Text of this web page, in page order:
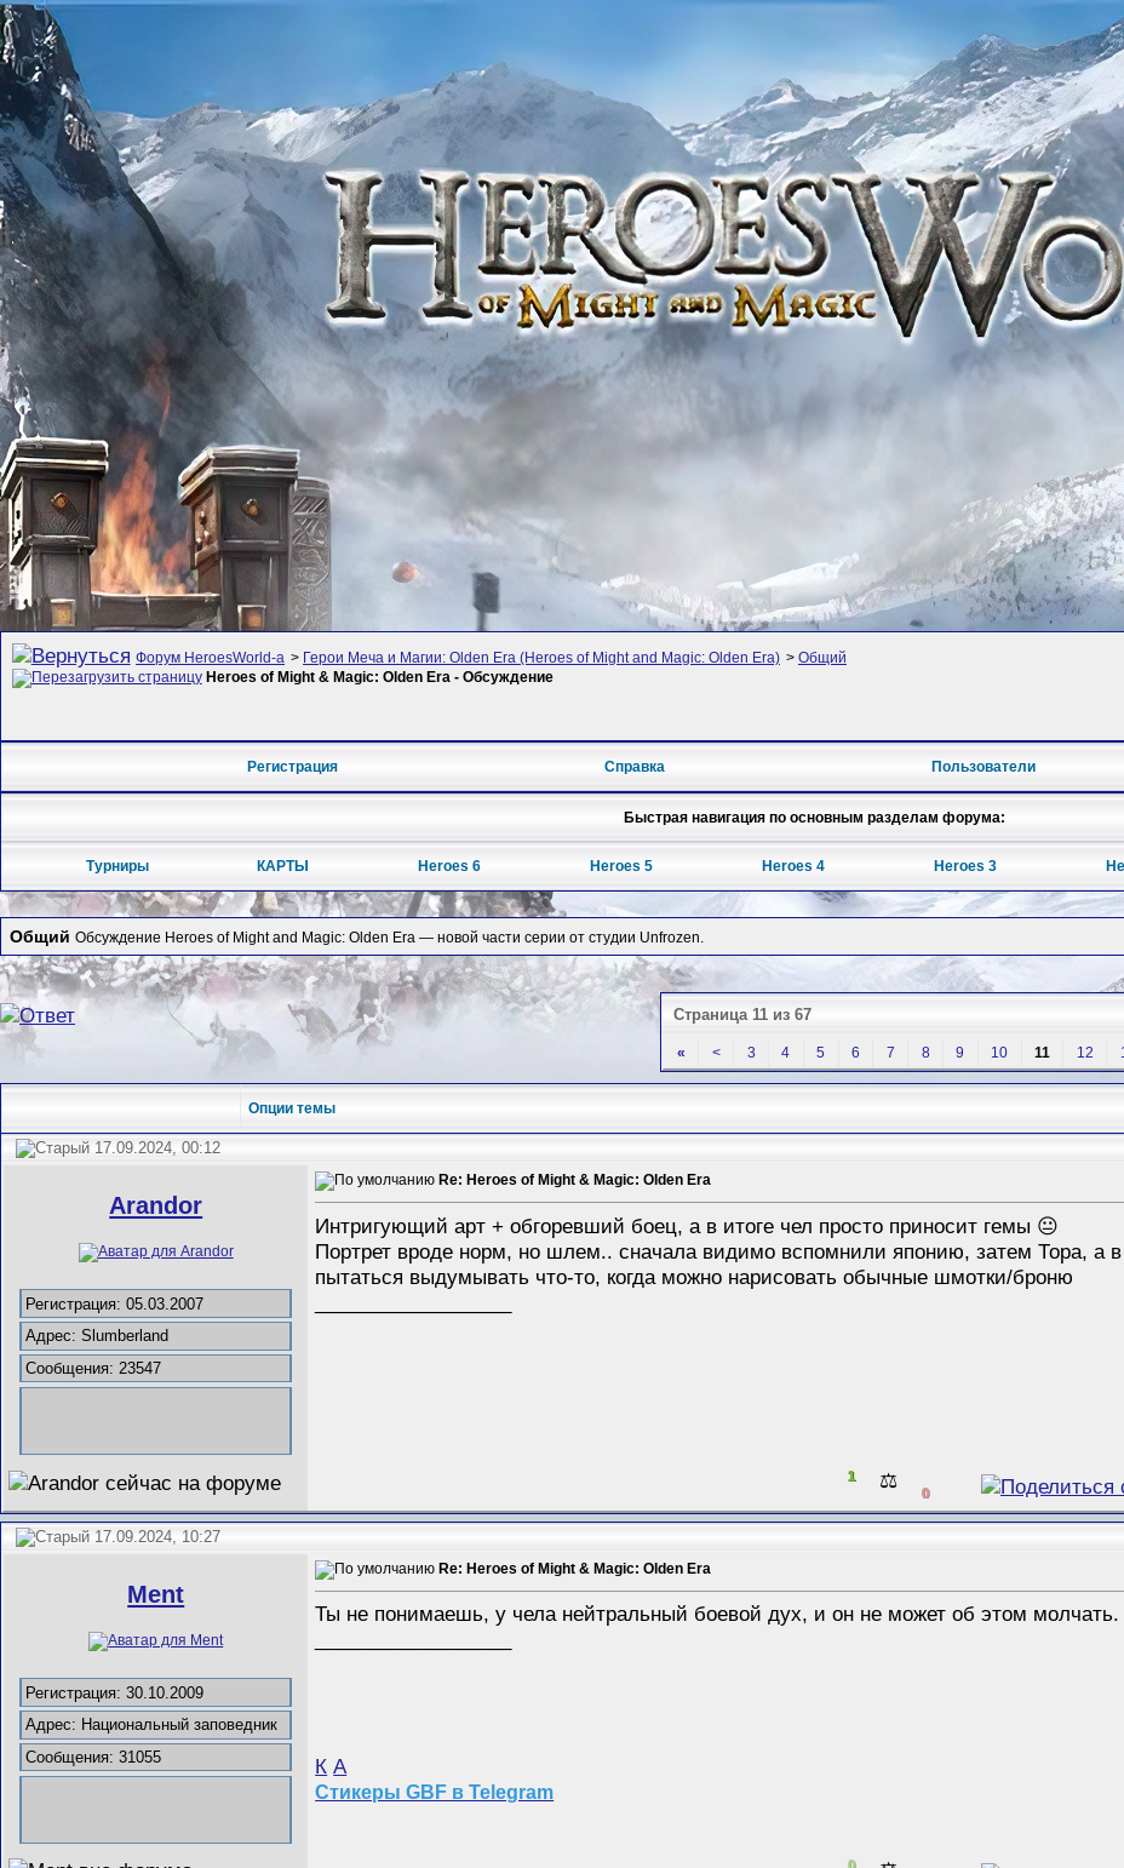
Форум HeroesWorld-а > Герои Меча и Магии: Olden Era (Heroes of Might and Magic: Olden Era) > Общий
Heroes of Might & Magic: Olden Era - Обсуждение
Регистрация Справка Пользователи
Быстрая навигация по основным разделам форума:
Турниры КАРТЫ Heroes 6 Heroes 5 Heroes 4 Heroes 3
Общий Обсуждение Heroes of Might and Magic: Olden Era — новой части серии от студии Unfrozen.
Страница 11 из 67
« < 3 4 5 6 7 8 9 10 11 12
Опции темы
17.09.2024, 00:12
Arandor
Регистрация: 05.03.2007
Адрес: Slumberland
Сообщения: 23547
Re: Heroes of Might & Magic: Olden Era
Интригующий арт + обгоревший боец, а в итоге чел просто приносит гемы 😐
Портрет вроде норм, но шлем.. сначала видимо вспомнили японию, затем Тора, а в
пытаться выдумывать что-то, когда можно нарисовать обычные шмотки/броню
1 ⚖️ 0
17.09.2024, 10:27
Ment
Регистрация: 30.10.2009
Адрес: Национальный заповедник
Сообщения: 31055
Re: Heroes of Might & Magic: Olden Era
Ты не понимаешь, у чела нейтральный боевой дух, и он не может об этом молчать.
К А
Стикеры GBF в Telegram
0